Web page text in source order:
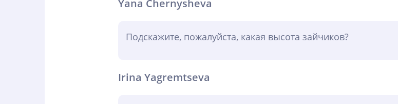
Yana Chernysheva
Подскажите, пожалуйста, какая высота зайчиков?
Irina Yagremtseva